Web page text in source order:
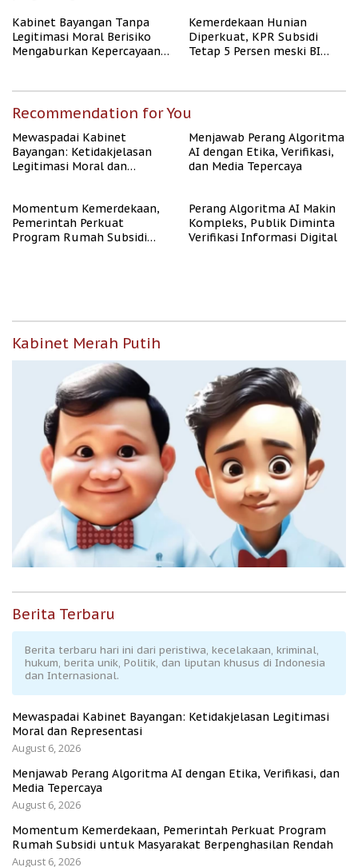
Kabinet Bayangan Tanpa
Legitimasi Moral Berisiko
Mengaburkan Kepercayaan
Kemerdekaan Hunian
Diperkuat, KPR Subsidi
Tetap 5 Persen meski BI
Recommendation for You
Mewaspadai Kabinet
Bayangan: Ketidakjelasan
Legitimasi Moral dan
Menjawab Perang Algoritma
AI dengan Etika, Verifikasi,
dan Media Tepercaya
Momentum Kemerdekaan,
Pemerintah Perkuat
Program Rumah Subsidi
Perang Algoritma AI Makin
Kompleks, Publik Diminta
Verifikasi Informasi Digital
Kabinet Merah Putih
Berita Terbaru
Berita terbaru hari ini dari peristiwa, kecelakaan, kriminal,
hukum, berita unik, Politik, dan liputan khusus di Indonesia
dan Internasional.
Mewaspadai Kabinet Bayangan: Ketidakjelasan Legitimasi
Moral dan Representasi
August 6, 2026
Menjawab Perang Algoritma AI dengan Etika, Verifikasi, dan
Media Tepercaya
August 6, 2026
Momentum Kemerdekaan, Pemerintah Perkuat Program
Rumah Subsidi untuk Masyarakat Berpenghasilan Rendah
August 6, 2026